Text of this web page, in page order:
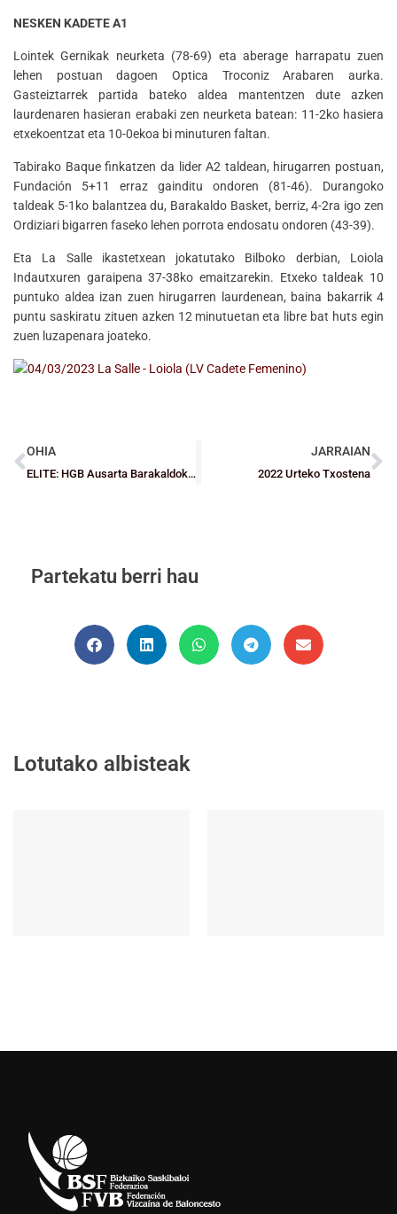
NESKEN KADETE A1
Lointek Gernikak neurketa (78-69) eta aberage harrapatu zuen
lehen postuan dagoen Optica Troconiz Arabaren aurka.
Gasteiztarrek partida bateko aldea mantentzen dute azken
laurdenaren hasieran erabaki zen neurketa batean: 11-2ko hasiera
etxekoentzat eta 10-0ekoa bi minuturen faltan.
Tabirako Baque finkatzen da lider A2 taldean, hirugarren postuan,
Fundación 5+11 erraz gainditu ondoren (81-46). Durangoko
taldeak 5-1ko balantzea du, Barakaldo Basket, berriz, 4-2ra igo zen
Ordiziari bigarren faseko lehen porrota endosatu ondoren (43-39).
Eta La Salle ikastetxean jokatutako Bilboko derbian, Loiola
Indautxuren garaipena 37-38ko emaitzarekin. Etxeko taldeak 10
puntuko aldea izan zuen hirugarren laurdenean, baina bakarrik 4
puntu saskiratu zituen azken 12 minutuetan eta libre bat huts egin
zuen luzapenara joateko.
OHIA
ELITE: HGB Ausarta Barakaldok irria berreskuratu zuen Lasesarren eta hirugarrena jarraian Teknei Zornotzarentzat
JARRAIAN
2022 Urteko Txostena
Partekatu berri hau
Lotutako albisteak